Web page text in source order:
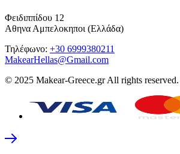
Φειδιππίδου 12
Αθηνα Αμπελοκηποι (Ελλάδα)
Τηλέφωνο: +30 6999380211
MakearHellas@Gmail.com
© 2025 Makear-Greece.gr All rights